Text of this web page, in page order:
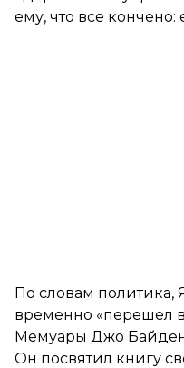
ему, что все
По словам политика,
временно «перешел
Мемуары Джо
Он посвятил книгу